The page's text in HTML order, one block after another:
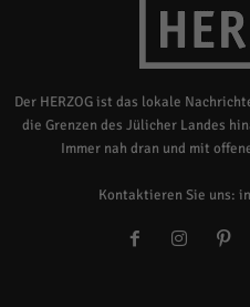
Der HERZOG ist das lokale
die Grenzen des Jülicher Landes
Immer nah dran und mit
Kontaktieren Sie uns: